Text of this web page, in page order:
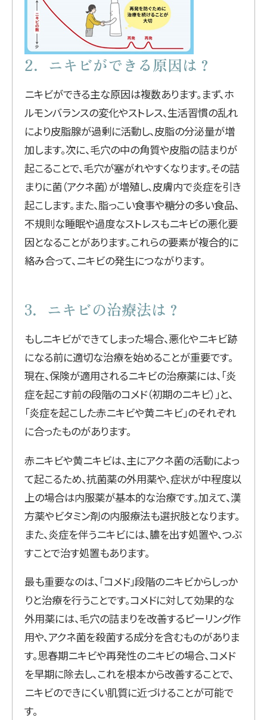
2．ニキビができる原因は？
ニキビができる主な原因は複数あります。まず、ホ
ルモンバランスの変化やストレス、生活習慣の乱れ
により皮脂腺が過剰に活動し、皮脂の分泌量が増
加します。次に、毛穴の中の角質や皮脂の詰まりが
起こることで、毛穴が塞がれやすくなります。その詰
まりに菌（アクネ菌）が増殖し、皮膚内で炎症を引き
起こします。また、脂っこい食事や糖分の多い食品、
不規則な睡眠や過度なストレスもニキビの悪化要
因となることがあります。これらの要素が複合的に
絡み合って、ニキビの発生につながります。
3．ニキビの治療法は？
もしニキビができてしまった場合、悪化やニキビ跡
になる前に適切な治療を始めることが重要です。
現在、保険が適用されるニキビの治療薬には、「炎
症を起こす前の段階のコメド（初期のニキビ）」と、
「炎症を起こした赤ニキビや黄ニキビ」のそれぞれ
に合ったものがあります。
赤ニキビや黄ニキビは、主にアクネ菌の活動によっ
て起こるため、抗菌薬の外用薬や、症状が中程度以
上の場合は内服薬が基本的な治療です。加えて、漢
方薬やビタミン剤の内服療法も選択肢となります。
また、炎症を伴うニキビには、膿を出す処置や、つぶ
すことで治す処置もあります。
最も重要なのは、「コメド」段階のニキビからしっか
りと治療を行うことです。コメドに対して効果的な
外用薬には、毛穴の詰まりを改善するピーリング作
用や、アクネ菌を殺菌する成分を含むものがありま
す。思春期ニキビや再発性のニキビの場合、コメド
を早期に除去し、これを根本から改善することで、
ニキビのできにくい肌質に近づけることが可能で
す。